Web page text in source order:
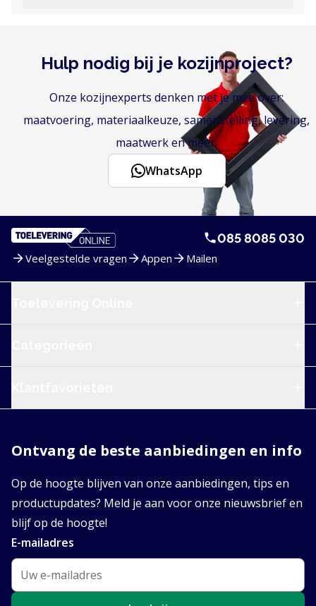
Hulp nodig bij je kozijnproject?
Onze kozijnexperts denken met je mee over:
maatvoering, materiaalkeuze, samenstelling, levering,
maatwerk en meer.
WhatsApp
085 8085 030
Veelgestelde vragen Appen Mailen
Ontvang de beste aanbiedingen en info
Op de hoogte blijven van onze aanbiedingen, tips en
productupdates? Meld je aan voor onze nieuwsbrief en
blijf op de hoogte!
E-mailadres